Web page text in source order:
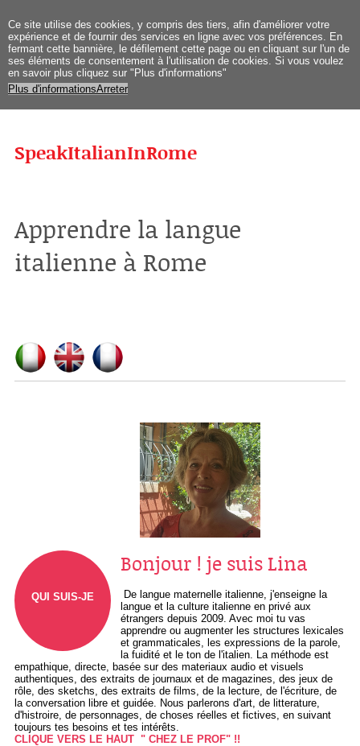
Ce site utilise des cookies, y compris des tiers, afin d'améliorer votre
expérience et de fournir des services en ligne avec vos préférences. En
fermant cette bannière, le défilement cette page ou en cliquant sur l'un de
ses éléments de consentement à l'utilisation de cookies. Si vous voulez
en savoir plus cliquez sur " Plus d'informations"
Plus d'informationsArreter
SpeakItalianInRome
Apprendre la langue
italienne à Rome
QUI SUIS-JE
Bonjour ! je suis Lina
De langue maternelle italienne, j'enseigne la
langue et la culture italienne en privé aux
étrangers depuis 2009. Avec moi tu vas
apprendre ou augmenter les structures lexicales
et grammaticales, les expressions de la parole,
la fuidité et le ton de l'italien. La méthode est
empathique, directe, basée sur des materiaux audio et visuels
authentiques, des extraits de journaux et de magazines, des jeux de
rôle, des sketchs, des extraits de films, de la lecture, de l'écriture, de
la conversation libre et guidée. Nous parlerons d'art, de litterature,
d'histroire, de personnages, de choses réelles et fictives, en suivant
toujours tes besoins et tes intérêts.
CLIQUE VERS LE HAUT " CHEZ LE PROF" !!